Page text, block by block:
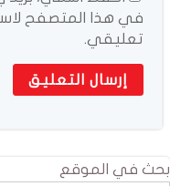
في هذا المتصفح
تعليقي.
بحث في الموقع